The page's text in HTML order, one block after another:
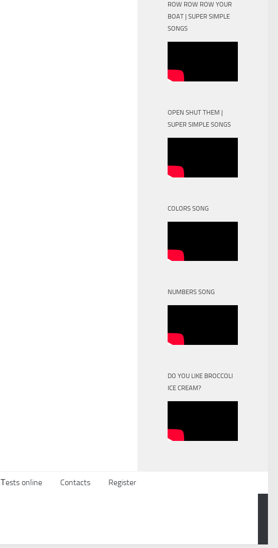
ROW ROW ROW YOUR
BOAT | SUPER SIMPLE
SONGS
OPEN SHUT THEM |
SUPER SIMPLE SONGS
COLORS SONG
NUMBERS SONG
DO YOU LIKE BROCCOLI
ICE CREAM?
Тests online Contacts Register